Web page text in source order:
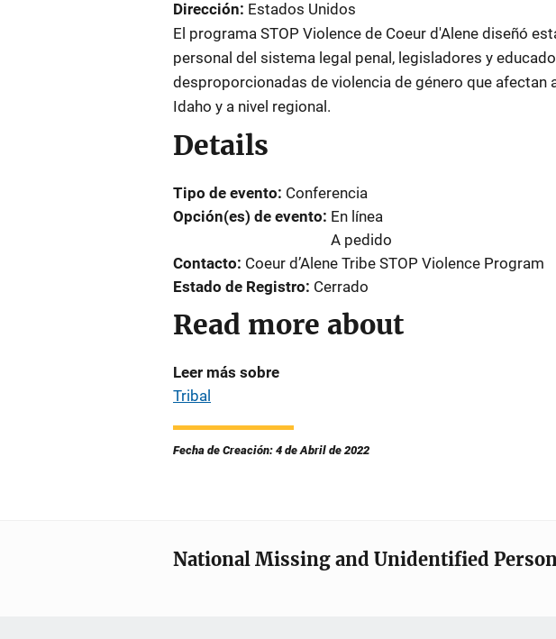
Dirección Estados Unidos
El programa STOP Violence de Coeur d'Alene diseñó
personal del sistema legal penal, legisladores y
desproporcionadas de violencia de género que afectan
Idaho y a nivel regional.
Details
Tipo de evento Conferencia
Opción(es) de evento En línea
A pedido
Contacto Coeur d’Alene Tribe STOP Violence Program
Estado de Registro Cerrado
Read more about
Leer más sobre
Tribal
Fecha de Creación: 4 de Abril de 2022
National Missing and Unidentified